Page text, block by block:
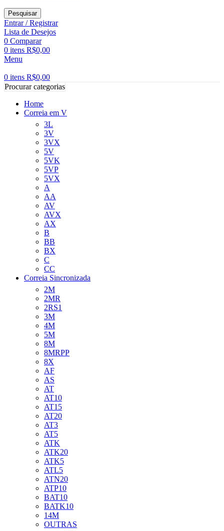
Pesquisar
Entrar / Registrar
Lista de Desejos
0 Comparar
0 itens R$0,00
Menu
0 itens R$0,00
Procurar categorias
Home
Correia em V
3L
3V
3VX
5V
5VK
5VP
5VX
A
AA
AV
AVX
AX
B
BB
BX
C
CC
Correia Sincronizada
2M
2MR
2RS1
3M
4M
5M
8M
8MRPP
8X
AF
AS
AT
AT10
AT15
AT20
AT3
AT5
ATK
ATK20
ATK5
ATL5
ATN20
ATP10
BAT10
BATK10
14M
OUTRAS